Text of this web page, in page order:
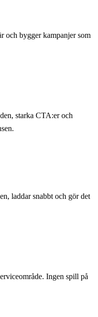
och bygger kampanjer som
starka CTA:er och
laddar snabbt och gör det
Ingen spill på